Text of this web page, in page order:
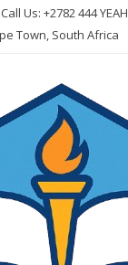
Call Us: +2782 444 YEAH
Town, South Africa